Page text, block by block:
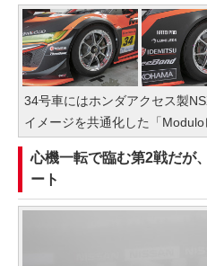
34号車にはホンダアクセス製
イメージを共通化した「
心機一転で臨む第2戦だが
ート